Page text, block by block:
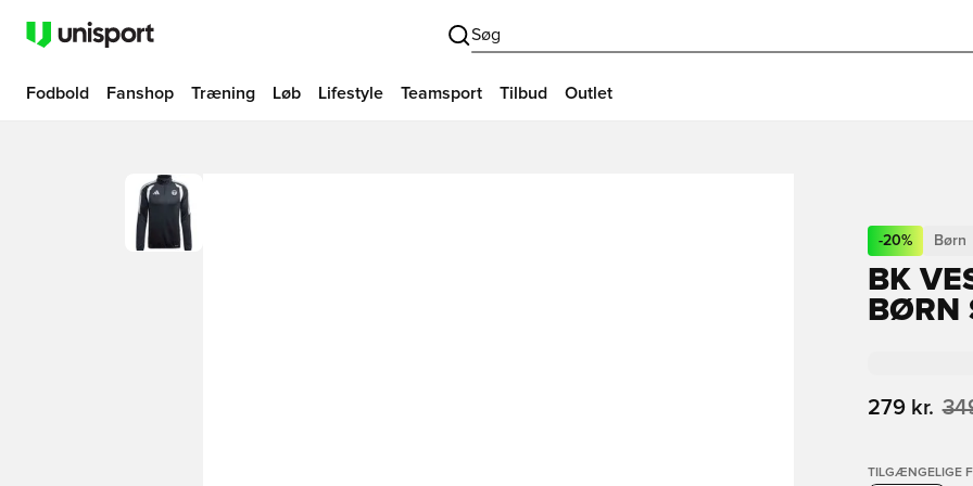
Søg
Fodbold Fanshop Træning Løb Lifestyle Teamsport Tilbud Outlet
-20% Børn
BK
BØRN
279 kr.
TILGÆNGELIGE